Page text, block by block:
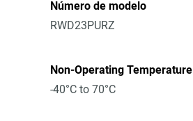
Número de modelo
RWD23PURZ
Non-Operating Temperature
-40°C to 70°C